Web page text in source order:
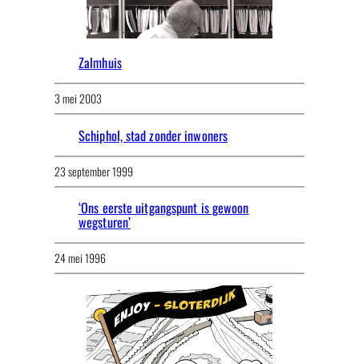
Zalmhuis
3 mei 2003
Schiphol, stad zonder inwoners
23 september 1999
‘Ons eerste uitgangspunt is gewoon
wegsturen’
24 mei 1996